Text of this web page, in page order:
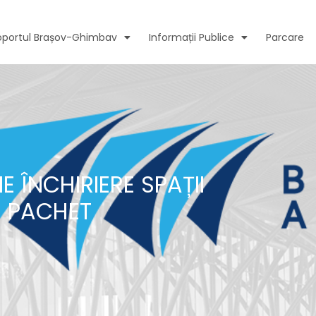
Brașov-Ghimbav Informații Publice Parcare
ÎNCHIRIERE SPAȚII